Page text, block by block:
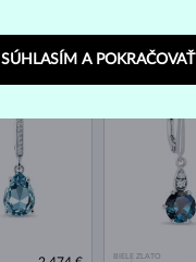
1 431 €
TOPÁS & DIAMANT
BIELE ZLATO
SÚHLASÍM A POKRAČOVAŤ